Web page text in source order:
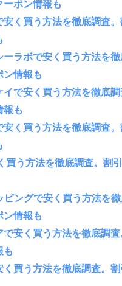
ーポン情報も
安く買う方法を徹底調査
ーラボで安く買う方法を徹
ン情報も
イで安く買う方法を徹底調
報も
安く買う方法を徹底調査
買う方法を徹底調査。割
ングで安く買う方法を徹
ン情報も
で安く買う方法を徹底調査
も
く買う方法を徹底調査。